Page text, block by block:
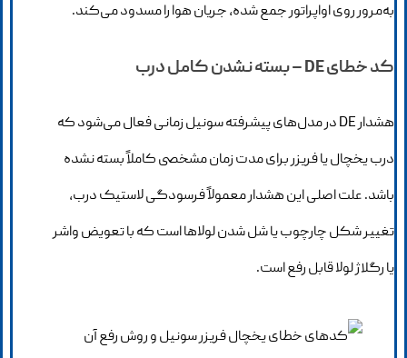
به‌مرور روی اواپراتور جمع شده، جریان هوا را مسدود می‌کند.
کد خطای DE – بسته نشدن کامل درب
هشدار DE در مدل‌های پیشرفته سونیل زمانی فعال می‌شود که
درب یخچال یا فریزر برای مدت زمان مشخصی کاملاً بسته نشده
باشد. علت اصلی این هشدار معمولاً فرسودگی لاستیک درب،
تغییر شکل چارچوب یا شل شدن لولاها است که با تعویض واشر
یا رگلاژ لولا قابل رفع است.